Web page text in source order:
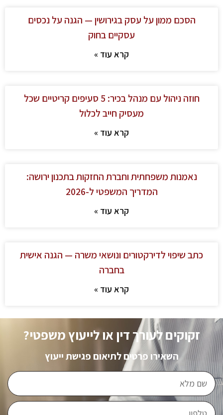
הסכם ממון על עסק בגירושין — הגנה על נכסים
עסקיים בחוק
קרא עוד »
חוזה ניהול עם מנהל בכיר: 5 סעיפים קריטיים שכל
מעסיק חייב לכלול
קרא עוד »
נאמנות משפחתית וחברת החזקות בתכנון ירושה:
המדריך המשפטי ל-2026
קרא עוד »
כתב שיפוי לדירקטורים ונושאי משרה — הגנה אישית
בחברה
קרא עוד »
זקוקים לעורך דין או לייעוץ משפטי?
השאירו פרטים לתיאום פגישת ייעוץ